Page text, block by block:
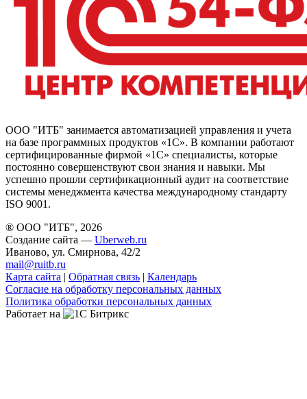
ООО "ИТБ" занимается автоматизацией управления и учета
на базе программных продуктов «1С». В компании работают
сертифицированные фирмой «1С» специалисты, которые
постоянно совершенствуют свои знания и навыки. Мы
успешно прошли сертификационный аудит на соответствие
системы менеджмента качества международному стандарту
ISO 9001.
® ООО "ИТБ", 2026
Создание сайта — Uberweb.ru
Иваново, ул. Смирнова, 42/2
mail@ruitb.ru
Карта сайта | Обратная связь | Календарь
Согласие на обработку персональных данных
Политика обработки персональных данных
Работает на